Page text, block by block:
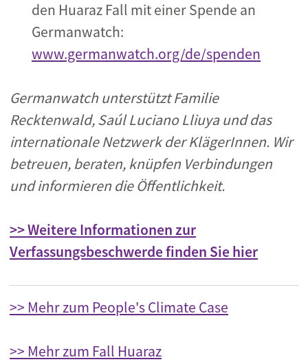
den Huaraz Fall mit einer Spende an
Germanwatch:
www.germanwatch.org/de/spenden
Germanwatch unterstützt Familie
Recktenwald, Saúl Luciano Lliuya und das
internationale Netzwerk der KlägerInnen. Wir
betreuen, beraten, knüpfen Verbindungen
und informieren die Öffentlichkeit.
>> Weitere Informationen zur
Verfassungsbeschwerde finden Sie hier
>> Mehr zum People's Climate Case
>> Mehr zum Fall Huaraz